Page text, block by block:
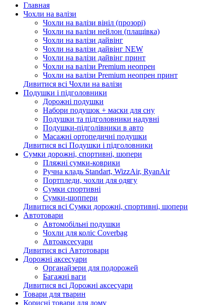
Главная
Чохли на валізи
Чохли на валізи вініл (прозорі)
Чохли на валізи нейлон (плащівка)
Чохли на валізи дайвінг
Чохли на валізи дайвінг NEW
Чохли на валізи дайвінг принт
Чохли на валізи Premium неопрен
Чохли на валізи Premium неопрен принт
Дивитися всі Чохли на валізи
Подушки і підголовники
Дорожні подушки
Набори подушок + маски для сну
Подушки та підголовники надувні
Подушки-підголівники в авто
Масажні ортопедичні подушки
Дивитися всі Подушки і підголовники
Сумки дорожні, спортивні, шопери
Пляжні сумки-коврики
Ручна кладь Standart, WizzAir, RyanAir
Портпледи, чохли для одягу
Сумки спортивні
Сумки-шоппери
Дивитися всі Сумки дорожні, спортивні, шопери
Автотовари
Автомобільні подушки
Чохли для коліс Coverbag
Автоаксесуари
Дивитися всі Автотовари
Дорожні аксесуари
Органайзери для подорожей
Багажні ваги
Дивитися всі Дорожні аксесуари
Товари для тварин
Корисні товари для дому